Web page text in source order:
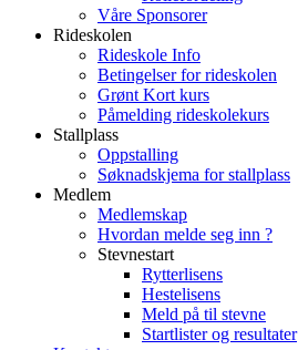
Våre Sponsorer
Rideskolen
Rideskole Info
Betingelser for rideskolen
Grønt Kort kurs
Påmelding rideskolekurs
Stallplass
Oppstalling
Søknadskjema for stallplass
Medlem
Medlemskap
Hvordan melde seg inn ?
Stevnestart
Rytterlisens
Hestelisens
Meld på til stevne
Startlister og resultater